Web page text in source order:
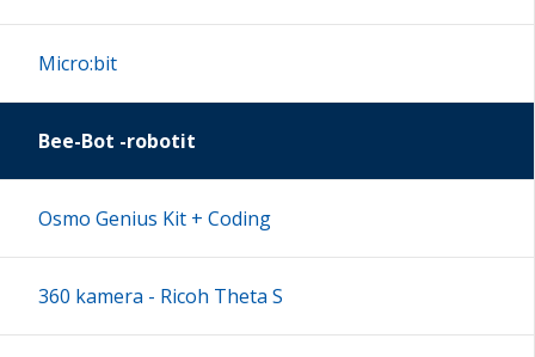
16:00
17:00
18:00
Micro:bit
Bee-Bot -robotit
Osmo Genius Kit + Coding
360 kamera - Ricoh Theta S